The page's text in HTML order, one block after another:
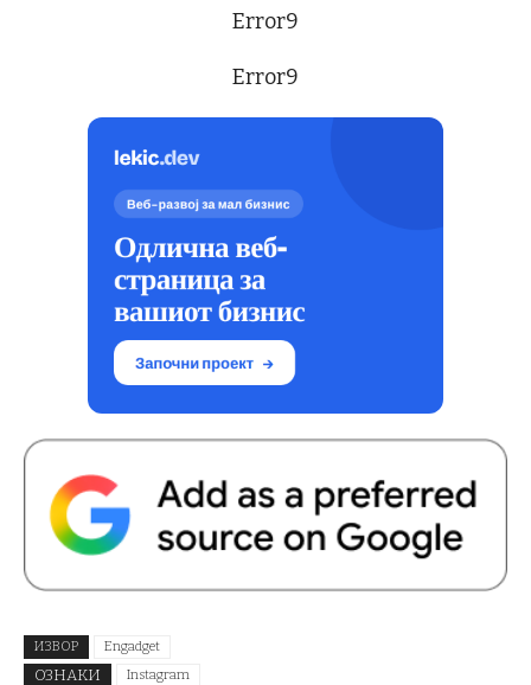
Error9
Error9
ИЗВОР Engadget
ОЗНАКИ Instagram